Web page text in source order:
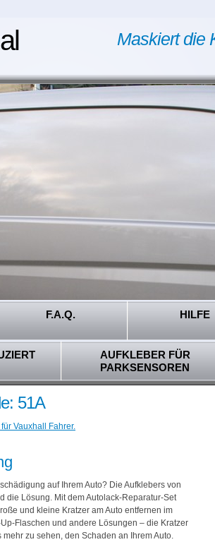
Maskiert die
F.A.Q. HILFE
AUFKLEBER FÜR
PARKSENSOREN
51A
Vauxhall Fahrer.
auf Ihrem Auto? Die Aufklebers von
die Lösung. Mit dem Autolack-Reparatur-Set
und kleine Kratzer am Auto entfernen im
Flaschen und andere Lösungen – die Kratzer
zu sehen, den Schaden an Ihrem Auto.